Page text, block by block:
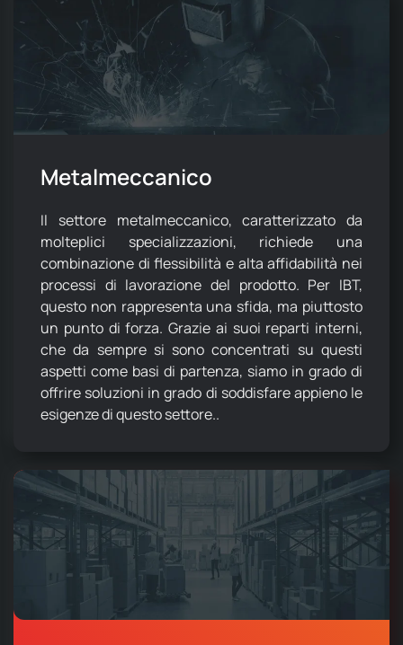
Metalmeccanico
Il settore metalmeccanico, caratterizzato da
molteplici specializzazioni, richiede una
combinazione di flessibilità e alta affidabilità nei
processi di lavorazione del prodotto. Per IBT,
questo non rappresenta una sfida, ma piuttosto
un punto di forza. Grazie ai suoi reparti interni,
che da sempre si sono concentrati su questi
aspetti come basi di partenza, siamo in grado di
offrire soluzioni in grado di soddisfare appieno le
esigenze di questo settore..